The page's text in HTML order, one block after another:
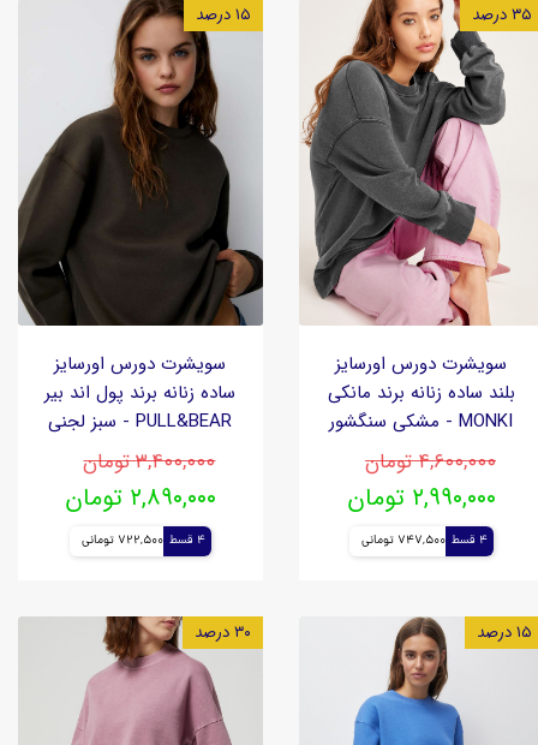
سویشرت دورس اورسایز
بلند ساده زنانه برند مانکی
MONKI - مشکی سنگشور
۴,۶۰۰,۰۰۰ تومان
۲,۹۹۰,۰۰۰ تومان
4 قسط 747,500 تومانی
۳۵ درصد
سویشرت دورس اورسایز
ساده زنانه برند پول اند بیر
PULL&BEAR - سبز لجنی
۳,۴۰۰,۰۰۰ تومان
۲,۸۹۰,۰۰۰ تومان
4 قسط 722,500 تومانی
۱۵ درصد
۱۵ درصد ۳۰ درصد